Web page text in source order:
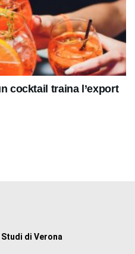
cocktail traina l’export
di Verona